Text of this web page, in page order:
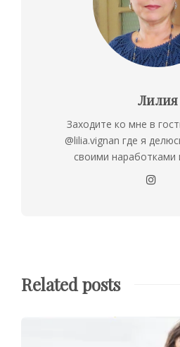
Лилия
Заходите ко мне в
@lilia.vignan где я
своими наработками
Related posts